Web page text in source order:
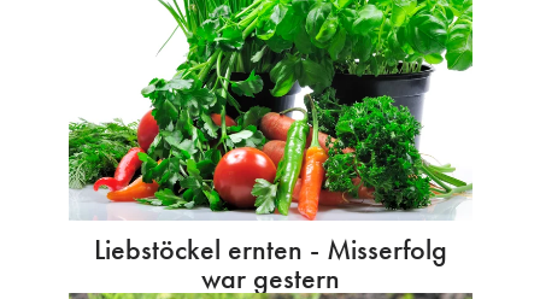
Liebstöckel ernten - Misserfolg
war gestern